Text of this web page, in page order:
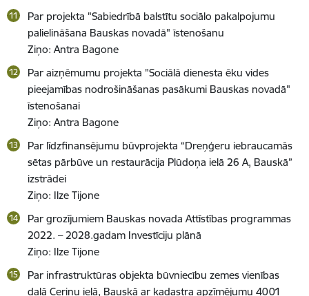
Par projekta "Sabiedrībā balstītu sociālo pakalpojumu
palielināšana Bauskas novadā" īstenošanu
Ziņo: Antra Bagone
Par aizņēmumu projekta "Sociālā dienesta ēku vides
pieejamības nodrošināšanas pasākumi Bauskas novadā"
īstenošanai
Ziņo: Antra Bagone
Par līdzfinansējumu būvprojekta “Dreņģeru iebraucamās
sētas pārbūve un restaurācija Plūdoņa ielā 26 A, Bauskā”
izstrādei
Ziņo: Ilze Tijone
Par grozījumiem Bauskas novada Attīstības programmas
2022. – 2028.gadam Investīciju plānā
Ziņo: Ilze Tijone
Par infrastruktūras objekta būvniecību zemes vienības
daļā Ceriņu ielā, Bauskā ar kadastra apzīmējumu 4001